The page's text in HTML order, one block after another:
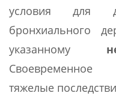
условия для
бронхиального
указанному
Своевременное
тяжелые